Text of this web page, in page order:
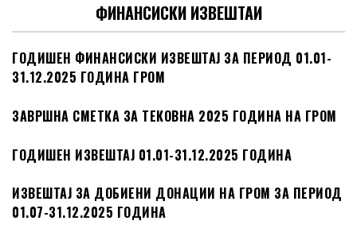
ФИНАНСИСКИ ИЗВЕШТАИ
ГОДИШЕН ФИНАНСИСКИ ИЗВЕШТАЈ ЗА ПЕРИОД 01.01-
31.12.2025 ГОДИНА ГРОМ
ЗАВРШНА СМЕТКА ЗА ТЕКОВНА 2025 ГОДИНА НА ГРОМ
ГОДИШЕН ИЗВЕШТАЈ 01.01-31.12.2025 ГОДИНА
ИЗВЕШТАЈ ЗА ДОБИЕНИ ДОНАЦИИ НА ГРОМ ЗА ПЕРИОД
01.07-31.12.2025 ГОДИНА